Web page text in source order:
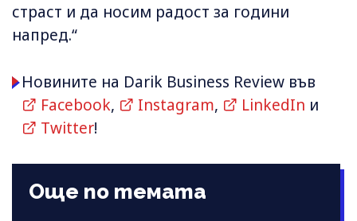
страст и да носим радост за години
напред.“
Новините на Darik Business Review във
Facebook, Instagram, LinkedIn и
Twitter!
Още по темата